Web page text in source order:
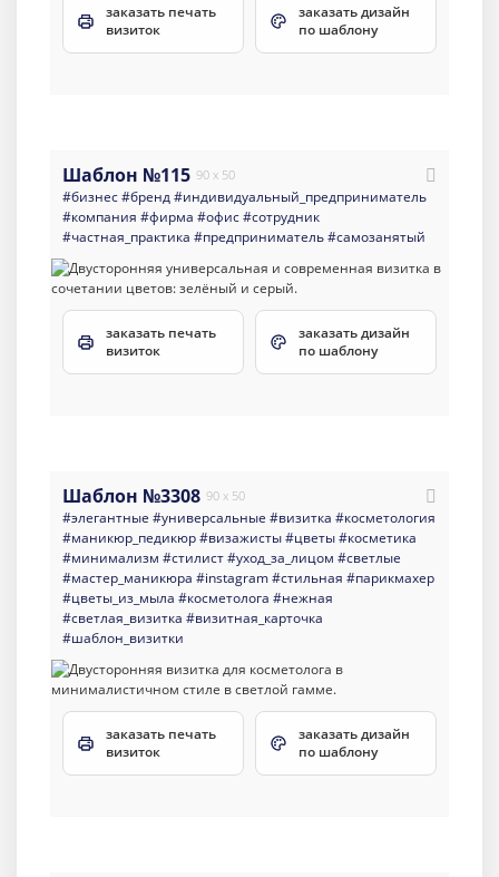
заказать печать
визиток
заказать дизайн
по шаблону
Шаблон №115 90 x 50
#бизнес#бренд#индивидуальный_предприниматель
#компания #фирма #офис#сотрудник
#частная_практика #предприниматель#самозанятый
заказать печать
визиток
заказать дизайн
по шаблону
Шаблон №3308 90 x 50
#элегантные #универсальные #визитка #косметология
#маникюр_педикюр#визажисты#цветы#косметика
#минимализм #стилист#уход_за_лицом #светлые
#мастер_маникюра #instagram#стильная #парикмахер
#цветы_из_мыла #косметолога #нежная
#светлая_визитка #визитная_карточка
#шаблон_визитки
заказать печать
визиток
заказать дизайн
по шаблону